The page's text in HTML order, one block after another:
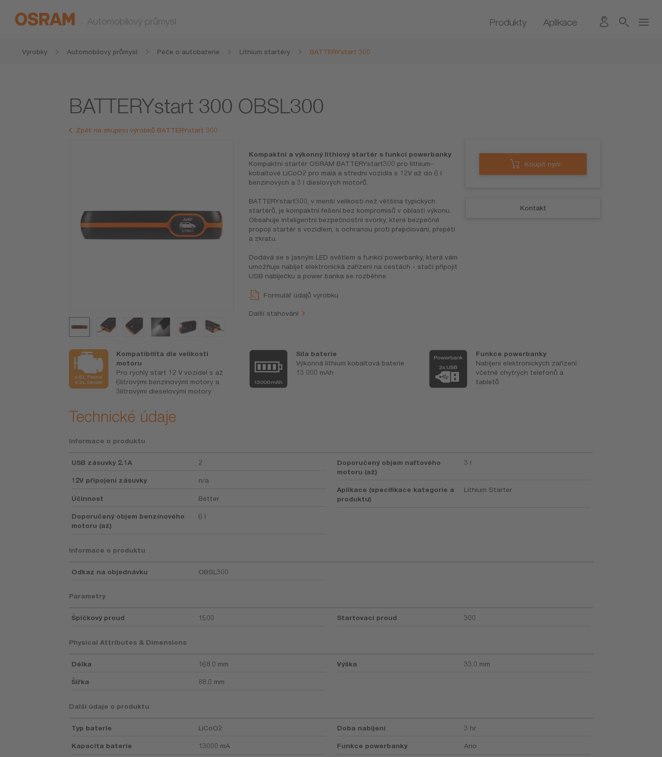
Automobilový průmysl Produkty Aplikace
Výrobky Automobilový průmysl Péče o autobaterie Lithium startéry BATTERYstart 300
BATTERYstart 300 OBSL300
Zpět na skupinu výrobků BATTERYstart 300
Kompaktní a výkonný lithiový startér s funkcí powerbanky
Kompaktní startér OSRAM BATTERYstart300 pro lithium-
kobaltové LiCoO2 pro malá a střední vozidla s 12V až do 6 l
benzínových a 3 l dieslových motorů.
BATTERYstart300, v menší velikosti než většina typických
startérů, je kompaktní řešení bez kompromisů v oblasti výkonu.
Obsahuje inteligentní bezpečnostní svorky, které bezpečně
propojí startér s vozidlem, s ochranou proti přepólování, přepětí
a zkratu.
Dodává se s jasným LED světlem a funkcí powerbanky, která vám
umožňuje nabíjet elektronická zařízení na cestách - stačí připojit
USB nabíječku a power banka se rozběhne.
Formulář údajů výrobku
Další stahování
Koupit nyní
Kontakt
Kompatibilita dle velikosti
motoru
Pro rychlý start 12 V vozidel s až
6litrovými benzínovými motory a
3litrovými dieselovými motory
Síla baterie
Výkonná lithium kobaltová baterie
13 000 mAh
Funkce powerbanky
Nabíjení elektronických zařízení
včetně chytrých telefonů a
tabletů
Technické údaje
Informace o produktu
USB zásuvky 2.1A 2
12V připojení zásuvky n/a
Účinnost Better
Doporučený objem benzínového
motoru (až)
6 l
Doporučený objem naftového
motoru (až)
3 l
Aplikace (specifikace kategorie a
produktu)
Lithium Starter
Informace o produktu
Odkaz na objednávku OBSL300
Parametry
Špičkový proud 1500 Startovací proud 300
Physical Attributes & Dimensions
Délka 168.0 mm
Šířka 88.0 mm
Výška 33.0 mm
Další údaje o produktu
Typ baterie LiCoO2
Kapacita baterie 13000 mA
Doba nabíjení 3 hr
Funkce powerbanky Ano